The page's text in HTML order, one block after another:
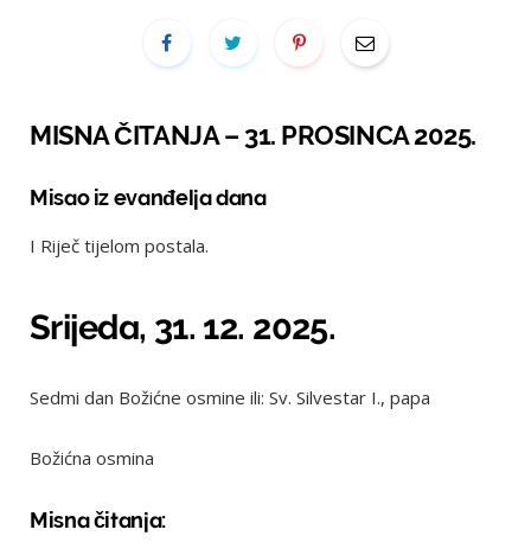
MISNA ČITANJA – 31. PROSINCA 2025.
Misao iz evanđelja dana
I Riječ tijelom postala.
Srijeda, 31. 12. 2025.
Sedmi dan Božićne osmine ili: Sv. Silvestar I., papa
Božićna osmina
Misna čitanja: